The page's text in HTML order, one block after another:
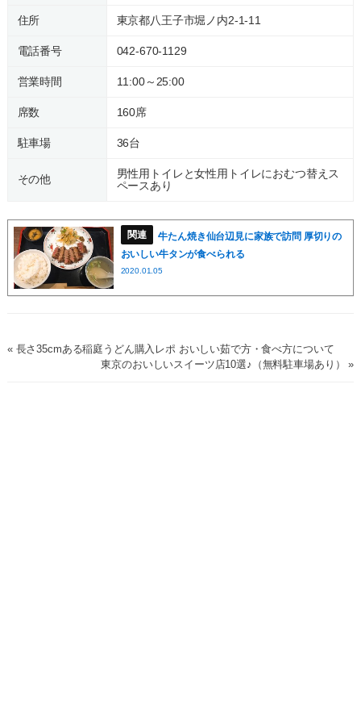
住所 東京都八王子市堀ノ内2-1-11
電話番号 042-670-1129
営業時間 11:00～25:00
席数 160席
駐車場 36台
その他
男性用トイレと女性用トイレにおむつ替えス
ペースあり
牛たん焼き仙台辺見に家族で訪問 厚切りの
おいしい牛タンが食べられる
2020.01.05
« 長さ35cmある稲庭うどん購入レポ おいしい茹で方・食べ方について
東京のおいしいスイーツ店10選♪（無料駐車場あり） »